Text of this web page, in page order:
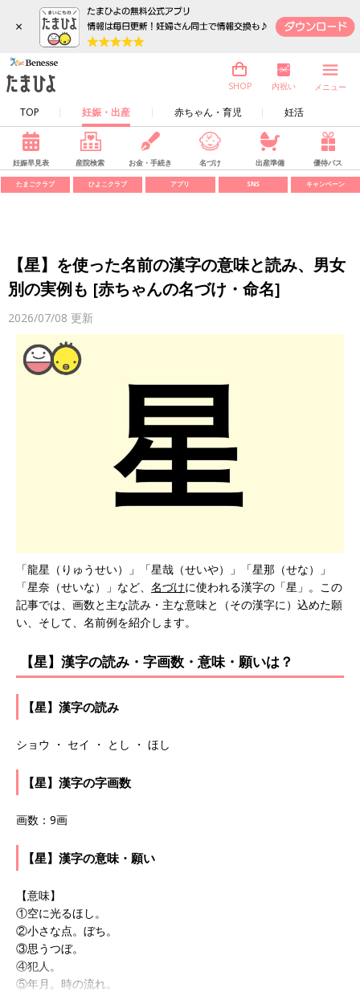
×
TOP 妊娠・出産 赤ちゃん・育児 妊活
SHOP 内祝い メニュー
妊娠早見表 産院検索 お金・手続き 名づけ 出産準備 優待パス
たまごクラブ ひよこクラブ アプリ SNS キャンペーン
【星】を使った名前の漢字の意味と読み、男女
別の実例も [赤ちゃんの名づけ・命名]
2026/07/08 更新
「龍星（りゅうせい）」「星哉（せいや）」「星那（せな）」
「星奈（せいな）」など、 名づけに使われる漢字の「星」。この
記事では、画数と主な読み・主な意味と（その漢字に）込めた願
い、そして、名前例を紹介します。
【星】漢字の読み・字画数・意味・願いは？
【星】漢字の読み
ショウ ・ セイ ・ とし ・ ほし
【星】漢字の字画数
画数：9画
【星】漢字の意味・願い
【意味】
①空に光るほし。
②小さな点。ぼち。
③思うつぼ。
④犯人。
⑤年月。時の流れ。